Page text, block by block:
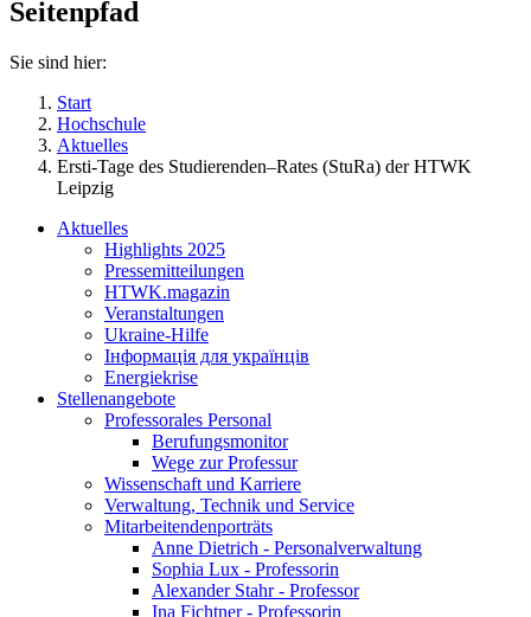
Seitenpfad
Sie sind hier:
Start
Hochschule
Aktuelles
Ersti-Tage des Studierenden–Rates (StuRa) der HTWK
Leipzig
Aktuelles
Highlights 2025
Pressemitteilungen
HTWK.magazin
Veranstaltungen
Ukraine-Hilfe
Інформація для українців
Energiekrise
Stellenangebote
Professorales Personal
Berufungsmonitor
Wege zur Professur
Wissenschaft und Karriere
Verwaltung, Technik und Service
Mitarbeitendenporträts
Anne Dietrich - Personalverwaltung
Sophia Lux - Professorin
Alexander Stahr - Professor
Ina Fichtner - Professorin